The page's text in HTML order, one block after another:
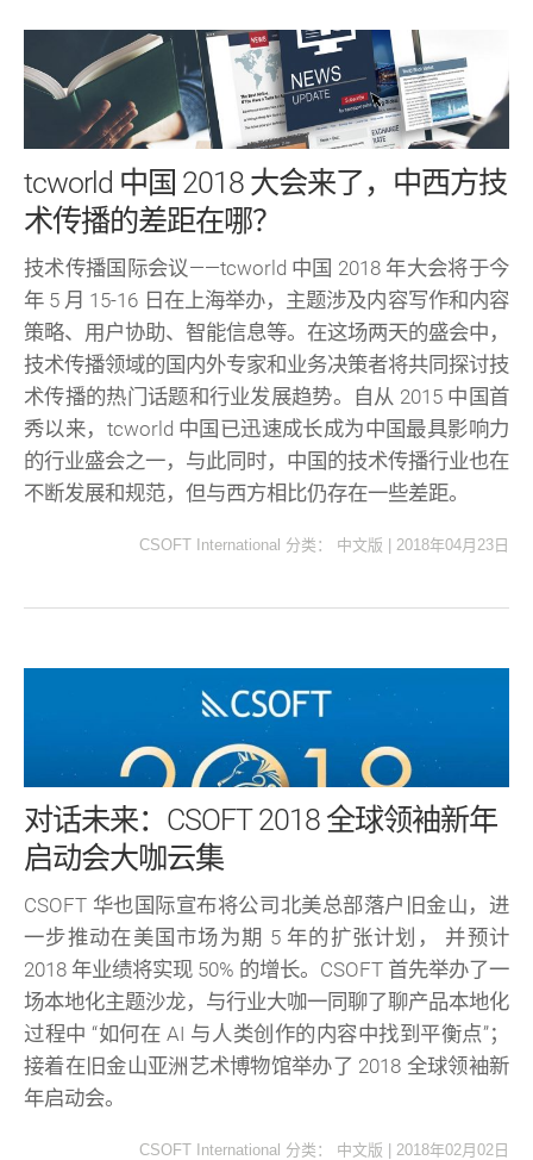
tcworld 中国 2018 大会来了，中西方技
术传播的差距在哪？
技术传播国际会议——tcworld 中国 2018 年大会将于今
年 5 月 15-16 日在上海举办，主题涉及内容写作和内容
策略、用户协助、智能信息等。在这场两天的盛会中，
技术传播领域的国内外专家和业务决策者将共同探讨技
术传播的热门话题和行业发展趋势。自从 2015 中国首
秀以来，tcworld 中国已迅速成长成为中国最具影响力
的行业盛会之一，与此同时，中国的技术传播行业也在
不断发展和规范，但与西方相比仍存在一些差距。
CSOFT International 分类： 中文版 | 2018年04月23日
对话未来：CSOFT 2018 全球领袖新年
启动会大咖云集
CSOFT 华也国际宣布将公司北美总部落户旧金山，进
一步推动在美国市场为期 5 年的扩张计划， 并预计
2018 年业绩将实现 50% 的增长。CSOFT 首先举办了一
场本地化主题沙龙，与行业大咖一同聊了聊产品本地化
过程中 “如何在 AI 与人类创作的内容中找到平衡点”；
接着在旧金山亚洲艺术博物馆举办了 2018 全球领袖新
年启动会。
CSOFT International 分类： 中文版 | 2018年02月02日